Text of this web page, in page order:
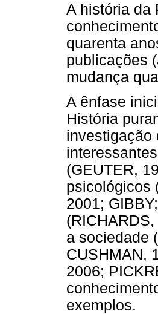
A história da
quarenta
publicações
mudança
A ênfase
História
investigação
(GEUTER,
psicológicos
2001;
a sociedade
CUSHMAN,
2006;
exemplos.